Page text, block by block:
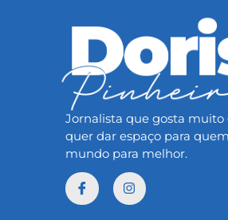
Jornalista que gosta muito
quer dar espaço para
mundo para melhor.